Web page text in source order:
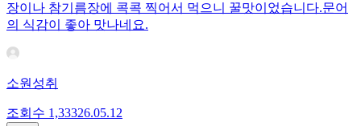
장이나 참기름장에 콕콕 찍어서 먹으니 꿀맛이었습니다.문어
의 식감이 좋아 맛나네요.
소원성취
조회수 1,33326.05.12